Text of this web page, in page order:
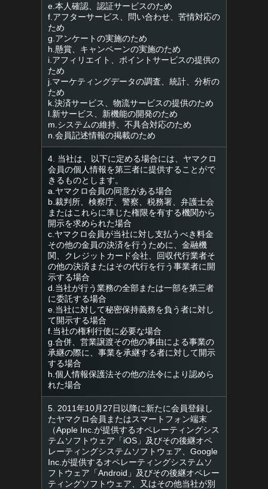
e.本人確認、認証サービスのため
f.アフターサービス、問い合わせ、苦情対応の
ため
g.アンケートの実施のため
h.懸賞、キャンペーンの実施のため
i.アフィリエイト、ポイントサービスの提供の
ため
j.マーケティングデータの調査、統計、分析の
ため
k.決済サービス、物流サービスの提供のため
l.新サービス、新機能の開発のため
m.システムの維持、不具合対応のため
n.会員記述情報の掲載のため
4. 当社は、以下に定める場合には、ヤマクロ
会員の個人情報を第三者に提供することがで
きるものとします。
a.ヤマクロ会員の同意がある場合
b.裁判所、検察庁、警察、税務署、弁護士会
またはこれらに準じた権限を有する機関から
開示を求められた場合
c.ヤマクロ会員が当社に対し支払うべき料金
その他の金員の決済を行うために、金融機
関、クレジットカード会社、回収代行業者そ
の他の決済またはその代行を行う事業者に開
示する場合
d.当社が行う業務の全部または一部を第三者
に委託する場合
e.当社に対して秘密保持義務を負う者に対し
て開示する場合
f.当社の権利行使に必要な場合
g.合併、営業譲渡その他の事由による事業の
承継の際に、事業を承継する者に対して開示
する場合
h.個人情報保護法その他の法令により認めら
れた場合
5. 2011年10月27日以降に新たに会員登録し
たヤマクロ会員またはスマートフォン端末
（Apple Inc.が提供するオペレーティングシス
テムソフトウェア「iOS」及びその後継オペ
レーティングシステムソフトウェア、Google
Inc.が提供するオペレーティングシステムソ
フトウェア「Android」及びその後継オペレー
ティングソフトウェア、又はその他当社が別